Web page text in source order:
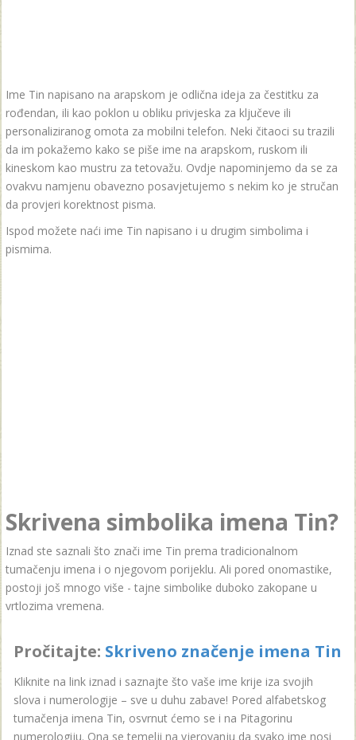
Ime Tin napisano na arapskom je odlična ideja za čestitku za
rođendan, ili kao poklon u obliku privjeska za ključeve ili
personaliziranog omota za mobilni telefon. Neki čitaoci su trazili
da im pokažemo kako se piše ime na arapskom, ruskom ili
kineskom kao mustru za tetovažu. Ovdje napominjemo da se za
ovakvu namjenu obavezno posavjetujemo s nekim ko je stručan
da provjeri korektnost pisma.
Ispod možete naći ime Tin napisano i u drugim simbolima i
pismima.
Skrivena simbolika imena Tin?
Iznad ste saznali što znači ime Tin prema tradicionalnom
tumačenju imena i o njegovom porijeklu. Ali pored onomastike,
postoji još mnogo više - tajne simbolike duboko zakopane u
vrtlozima vremena.
Pročitajte: Skriveno značenje imena Tin
Kliknite na link iznad i saznajte što vaše ime krije iza svojih
slova i numerologije – sve u duhu zabave! Pored alfabetskog
tumačenja imena Tin, osvrnut ćemo se i na Pitagorinu
numerologiju. Ona se temelji na vjerovanju da svako ime nosi